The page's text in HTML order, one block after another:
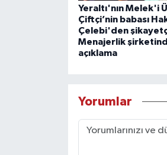
Yeraltı'nın Melek'i
Çiftçi’nin babası
Çelebi'den
Menajerlik
açıklama
Yorumlar